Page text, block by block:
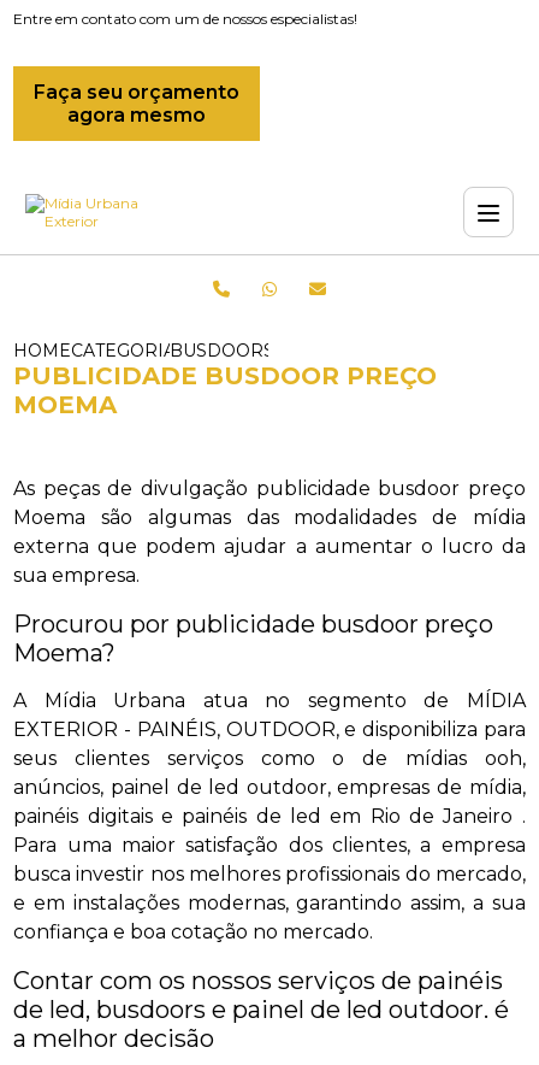
Entre em contato com um de nossos especialistas!
Faça seu orçamento
agora mesmo
HOMECATEGORIASBUSDOORS_OUTDOOR
PUBLICIDADE BUSDOOR PREÇO
MOEMA
As peças de divulgação publicidade busdoor preço
Moema são algumas das modalidades de mídia
externa que podem ajudar a aumentar o lucro da
sua empresa.
Procurou por publicidade busdoor preço
Moema?
A Mídia Urbana atua no segmento de MÍDIA
EXTERIOR - PAINÉIS, OUTDOOR, e disponibiliza para
seus clientes serviços como o de mídias ooh,
anúncios, painel de led outdoor, empresas de mídia,
painéis digitais e painéis de led em Rio de Janeiro .
Para uma maior satisfação dos clientes, a empresa
busca investir nos melhores profissionais do mercado,
e em instalações modernas, garantindo assim, a sua
confiança e boa cotação no mercado.
Contar com os nossos serviços de painéis
de led, busdoors e painel de led outdoor. é
a melhor decisão